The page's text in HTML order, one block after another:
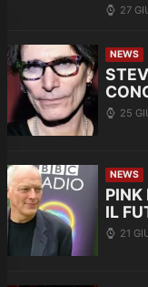
27
NEWS
25
NEWS
PINK
IL
21